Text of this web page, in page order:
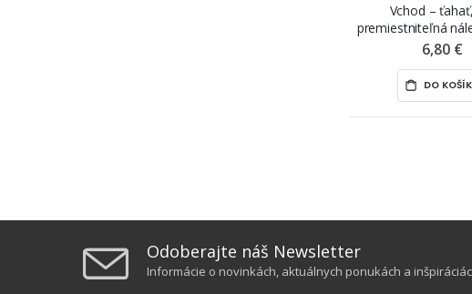
Vchod –
premiestniteľná
NANO print,6,80 €
DO
Odoberajte náš Newsletter
Informácie o novinkách, aktuálnych ponukách a